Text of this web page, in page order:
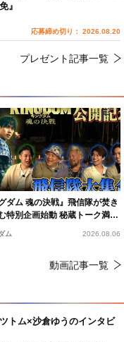
ダム 魂の決戦』飛信隊が焚き
特別企画始動 秘蔵トーク満載
グダムキャンプ”開催
ム 2026.08.06
動画記事一覧
トム×沙倉ゆうのインタビ
』
応募締め切り： 2026.08.20
プレゼント記事一覧